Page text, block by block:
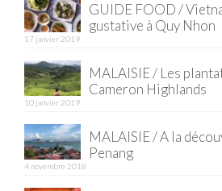
Ninh Binh
EUROPE
La Réunion
GUIDE FOOD /
gustative à Quy Nhon
17 janvier 2019
MALAISIE / Les
Cameron Highlands
10 janvier 2019
MALAISIE / A la
Penang
4 novembre 2018